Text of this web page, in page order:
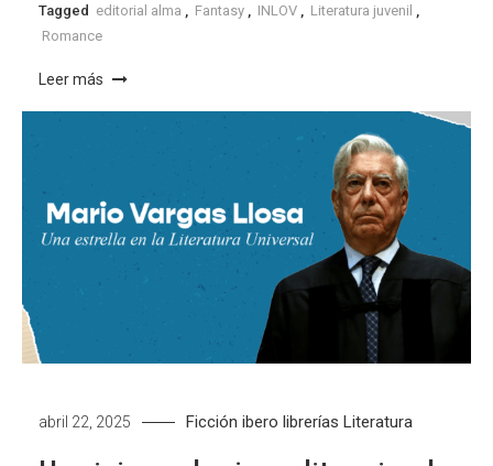
Tagged editorial alma Fantasy INLOV Literatura juvenil
Romance
Leer más
abril 22, 2025 Ficción ibero librerías Literatura